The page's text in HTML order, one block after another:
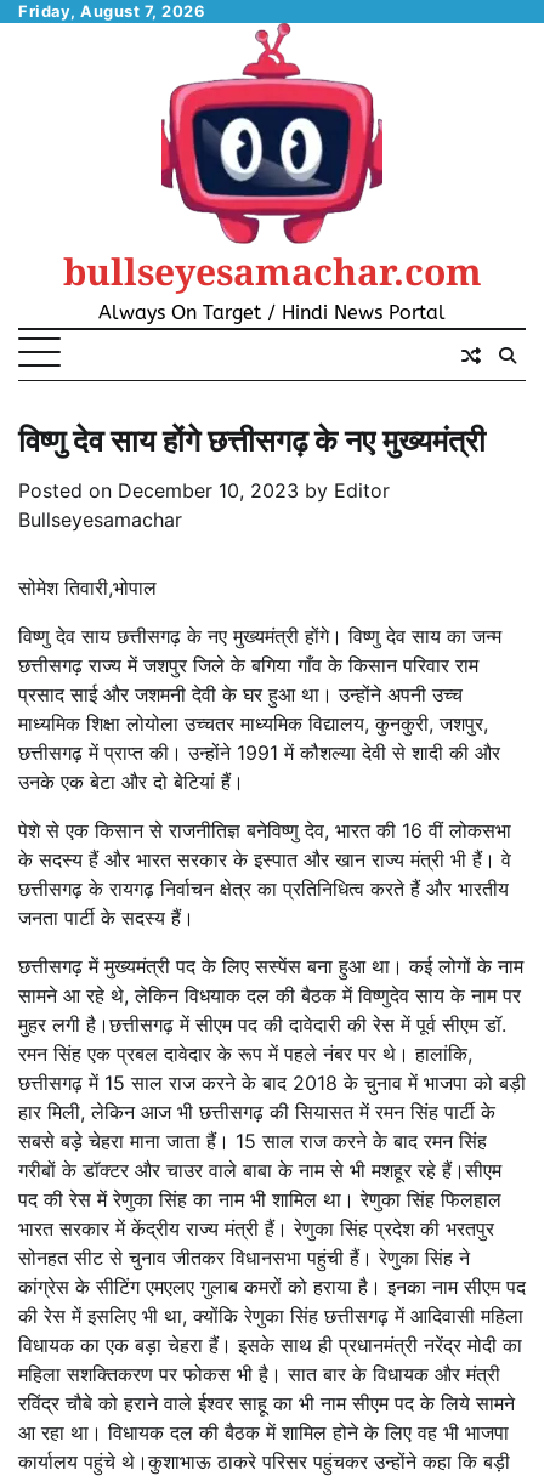
SkipFriday, August 7, 2026
bullseyesamachar.com
Always On Target / Hindi News Portal
विष्णु देव साय होंगे छत्तीसगढ़ के नए मुख्यमंत्री
Posted on December 10, 2023 by Editor
Bullseyesamachar
सोमेश तिवारी,भोपाल
विष्णु देव साय छत्तीसगढ़ के नए मुख्यमंत्री होंगे। विष्णु देव साय का जन्म
छत्तीसगढ़ राज्य में जशपुर जिले के बगिया गाँव के किसान परिवार राम
प्रसाद साई और जशमनी देवी के घर हुआ था। उन्होंने अपनी उच्च
माध्यमिक शिक्षा लोयोला उच्चतर माध्यमिक विद्यालय, कुनकुरी, जशपुर,
छत्तीसगढ़ में प्राप्त की। उन्होंने 1991 में कौशल्या देवी से शादी की और
उनके एक बेटा और दो बेटियां हैं।
पेशे से एक किसान से राजनीतिज्ञ बनेविष्णु देव, भारत की 16 वीं लोकसभा
के सदस्य हैं और भारत सरकार के इस्पात और खान राज्य मंत्री भी हैं। वे
छत्तीसगढ़ के रायगढ़ निर्वाचन क्षेत्र का प्रतिनिधित्व करते हैं और भारतीय
जनता पार्टी के सदस्य हैं।
छत्तीसगढ़ में मुख्यमंत्री पद के लिए सस्पेंस बना हुआ था। कई लोगों के नाम
सामने आ रहे थे, लेकिन विधयाक दल की बैठक में विष्णुदेव साय के नाम पर
मुहर लगी है।छत्तीसगढ़ में सीएम पद की दावेदारी की रेस में पूर्व सीएम डॉ.
रमन सिंह एक प्रबल दावेदार के रूप में पहले नंबर पर थे। हालांकि,
छत्तीसगढ़ में 15 साल राज करने के बाद 2018 के चुनाव में भाजपा को बड़ी
हार मिली, लेकिन आज भी छत्तीसगढ़ की सियासत में रमन सिंह पार्टी के
सबसे बड़े चेहरा माना जाता हैं। 15 साल राज करने के बाद रमन सिंह
गरीबों के डॉक्टर और चाउर वाले बाबा के नाम से भी मशहूर रहे हैं।सीएम
पद की रेस में रेणुका सिंह का नाम भी शामिल था। रेणुका सिंह फिलहाल
भारत सरकार में केंद्रीय राज्य मंत्री हैं। रेणुका सिंह प्रदेश की भरतपुर
सोनहत सीट से चुनाव जीतकर विधानसभा पहुंची हैं। रेणुका सिंह ने
कांग्रेस के सीटिंग एमएलए गुलाब कमरों को हराया है। इनका नाम सीएम पद
की रेस में इसलिए भी था, क्योंकि रेणुका सिंह छत्तीसगढ़ में आदिवासी महिला
विधायक का एक बड़ा चेहरा हैं। इसके साथ ही प्रधानमंत्री नरेंद्र मोदी का
महिला सशक्तिकरण पर फोकस भी है। सात बार के विधायक और मंत्री
रविंद्र चौबे को हराने वाले ईश्वर साहू का भी नाम सीएम पद के लिये सामने
आ रहा था। विधायक दल की बैठक में शामिल होने के लिए वह भी भाजपा
कार्यालय पहुंचे थे।कुशाभाऊ ठाकरे परिसर पहुंचकर उन्होंने कहा कि बड़ी